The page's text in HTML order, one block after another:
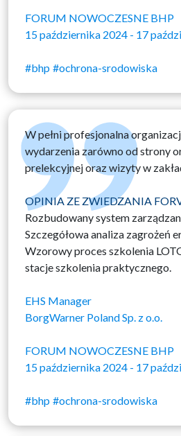
FORUM NOWOCZESNE BHP
15 października 2024 - 17
#bhp #ochrona-srodowiska
W pełni profesjonalna
wydarzenia zarówno od strony
prelekcyjnej oraz wizyty w
OPINIA ZE ZWIEDZANIA
Rozbudowany system
Szczegółowa analiza zagrożeń
Wzorowy proces szkolenia
stacje szkolenia praktycznego.
EHS Manager
BorgWarner Poland Sp. z o.o.
FORUM NOWOCZESNE BHP
15 października 2024 - 17
#bhp #ochrona-srodowiska